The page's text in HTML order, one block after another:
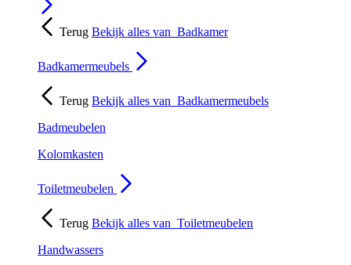
Terug Bekijk alles van Badkamer
Badkamermeubels
Terug Bekijk alles van Badkamermeubels
Badmeubelen
Kolomkasten
Toiletmeubelen
Terug Bekijk alles van Toiletmeubelen
Handwassers